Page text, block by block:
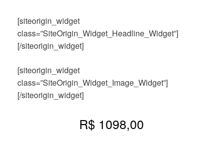
[siteorigin_widget
class=”SiteOrigin_Widget_Headline_Widget”]
[/siteorigin_widget]
[siteorigin_widget
class=”SiteOrigin_Widget_Image_Widget”]
[/siteorigin_widget]
R$ 1098,00